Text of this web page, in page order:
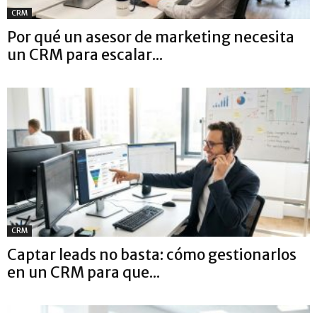
CRM
Por qué un asesor de marketing necesita
un CRM para escalar...
CRM
Captar leads no basta: cómo gestionarlos
en un CRM para que...